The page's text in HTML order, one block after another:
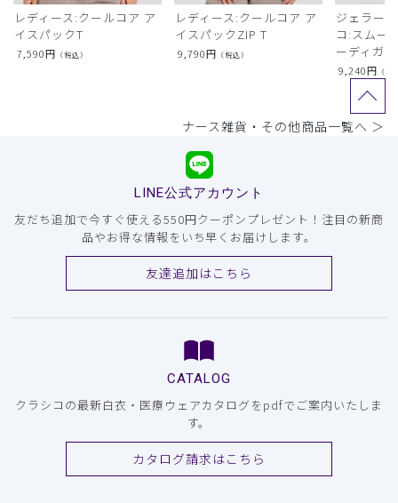
レディース:クールコア ア
イスパックT
7,590円 （税込）
レディース:クールコア ア
イスパックZIP T
9,790円 （税込）
ジェラー
コ:スムー
ーディガン
9,240円 （税
ナース雑貨・その他商品一覧へ ＞
LINE公式アカウント
友だち追加で今すぐ使える550円クーポンプレゼント！注目の新商
品やお得な情報をいち早くお届けします。
友達追加はこちら
CATALOG
クラシコの最新白衣・医療ウェアカタログをpdfでご案内いたしま
す。
カタログ請求はこちら